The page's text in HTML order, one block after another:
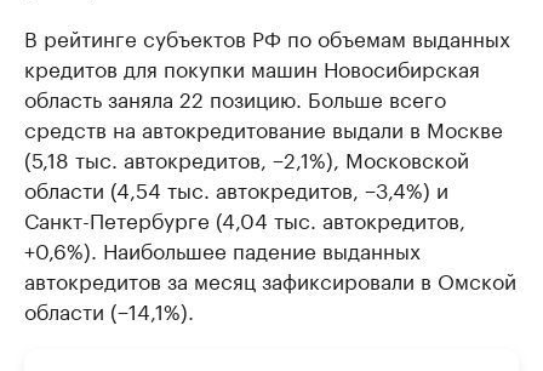
В рейтинге субъектов РФ по объемам выданных
кредитов для покупки машин Новосибирская
область заняла 22 позицию. Больше всего
средств на автокредитование выдали в Москве
(5,18 тыс. автокредитов, −2,1%), Московской
области (4,54 тыс. автокредитов, −3,4%) и
Санкт-Петербурге (4,04 тыс. автокредитов,
+0,6%). Наибольшее падение выданных
автокредитов за месяц зафиксировали в Омской
области (−14,1%).